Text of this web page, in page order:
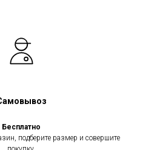
Бесплатно
подберите размер и совершите